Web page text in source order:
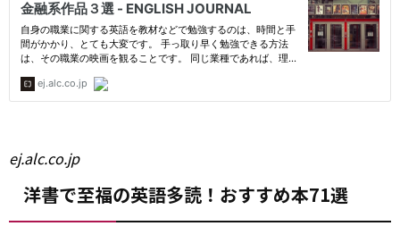
ej.alc.co.jp
洋書で至福の英語多読！おすすめ本71選